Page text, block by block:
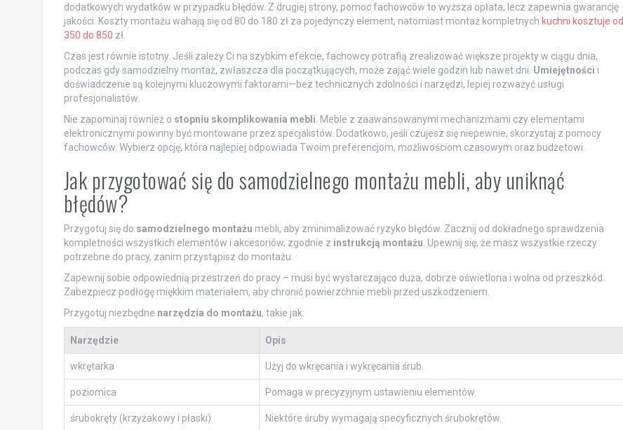
dodatkowych wydatków w przypadku błędów. Z drugiej strony, pomoc fachowców to wyższa opłata, lecz zapewnia gwarancję
jakości. Koszty montażu wahają się od 80 do 180 zł za pojedynczy element, natomiast montaż kompletnych kuchni kosztuje od
350 do 850 zł.
Czas jest równie istotny. Jeśli zależy Ci na szybkim efekcie, fachowcy potrafią zrealizować większe projekty w ciągu dnia,
podczas gdy samodzielny montaż, zwłaszcza dla początkujących, może zająć wiele godzin lub nawet dni. Umiejętności i
doświadczenie są kolejnymi kluczowymi faktorami—bez technicznych zdolności i narzędzi, lepiej rozważyć usługi
profesjonalistów.
Nie zapominaj również o stopniu skomplikowania mebli . Meble z zaawansowanymi mechanizmami czy elementami
elektronicznymi powinny być montowane przez specjalistów. Dodatkowo, jeśli czujesz się niepewnie, skorzystaj z pomocy
fachowców. Wybierz opcję, która najlepiej odpowiada Twoim preferencjom, możliwościom czasowym oraz budżetowi.
Jak przygotować się do samodzielnego montażu mebli, aby uniknąć
błędów?
Przygotuj się do samodzielnego montażu mebli, aby zminimalizować ryzyko błędów. Zacznij od dokładnego sprawdzenia
kompletności wszystkich elementów i akcesoriów, zgodnie z instrukcją montażu . Upewnij się, że masz wszystkie rzeczy
potrzebne do pracy, zanim przystąpisz do montażu.
Zapewnij sobie odpowiednią przestrzeń do pracy – musi być wystarczająco duża, dobrze oświetlona i wolna od przeszkód.
Zabezpiecz podłogę miękkim materiałem, aby chronić powierzchnie mebli przed uszkodzeniem.
Przygotuj niezbędne narzędzia do montażu, takie jak:
Narzędzie Opis
wkrętarka Użyj do wkręcania i wykręcania śrub.
poziomica Pomaga w precyzyjnym ustawieniu elementów.
śrubokręty (krzyżakowy i płaski) Niektóre śruby wymagają specyficznych śrubokrętów.